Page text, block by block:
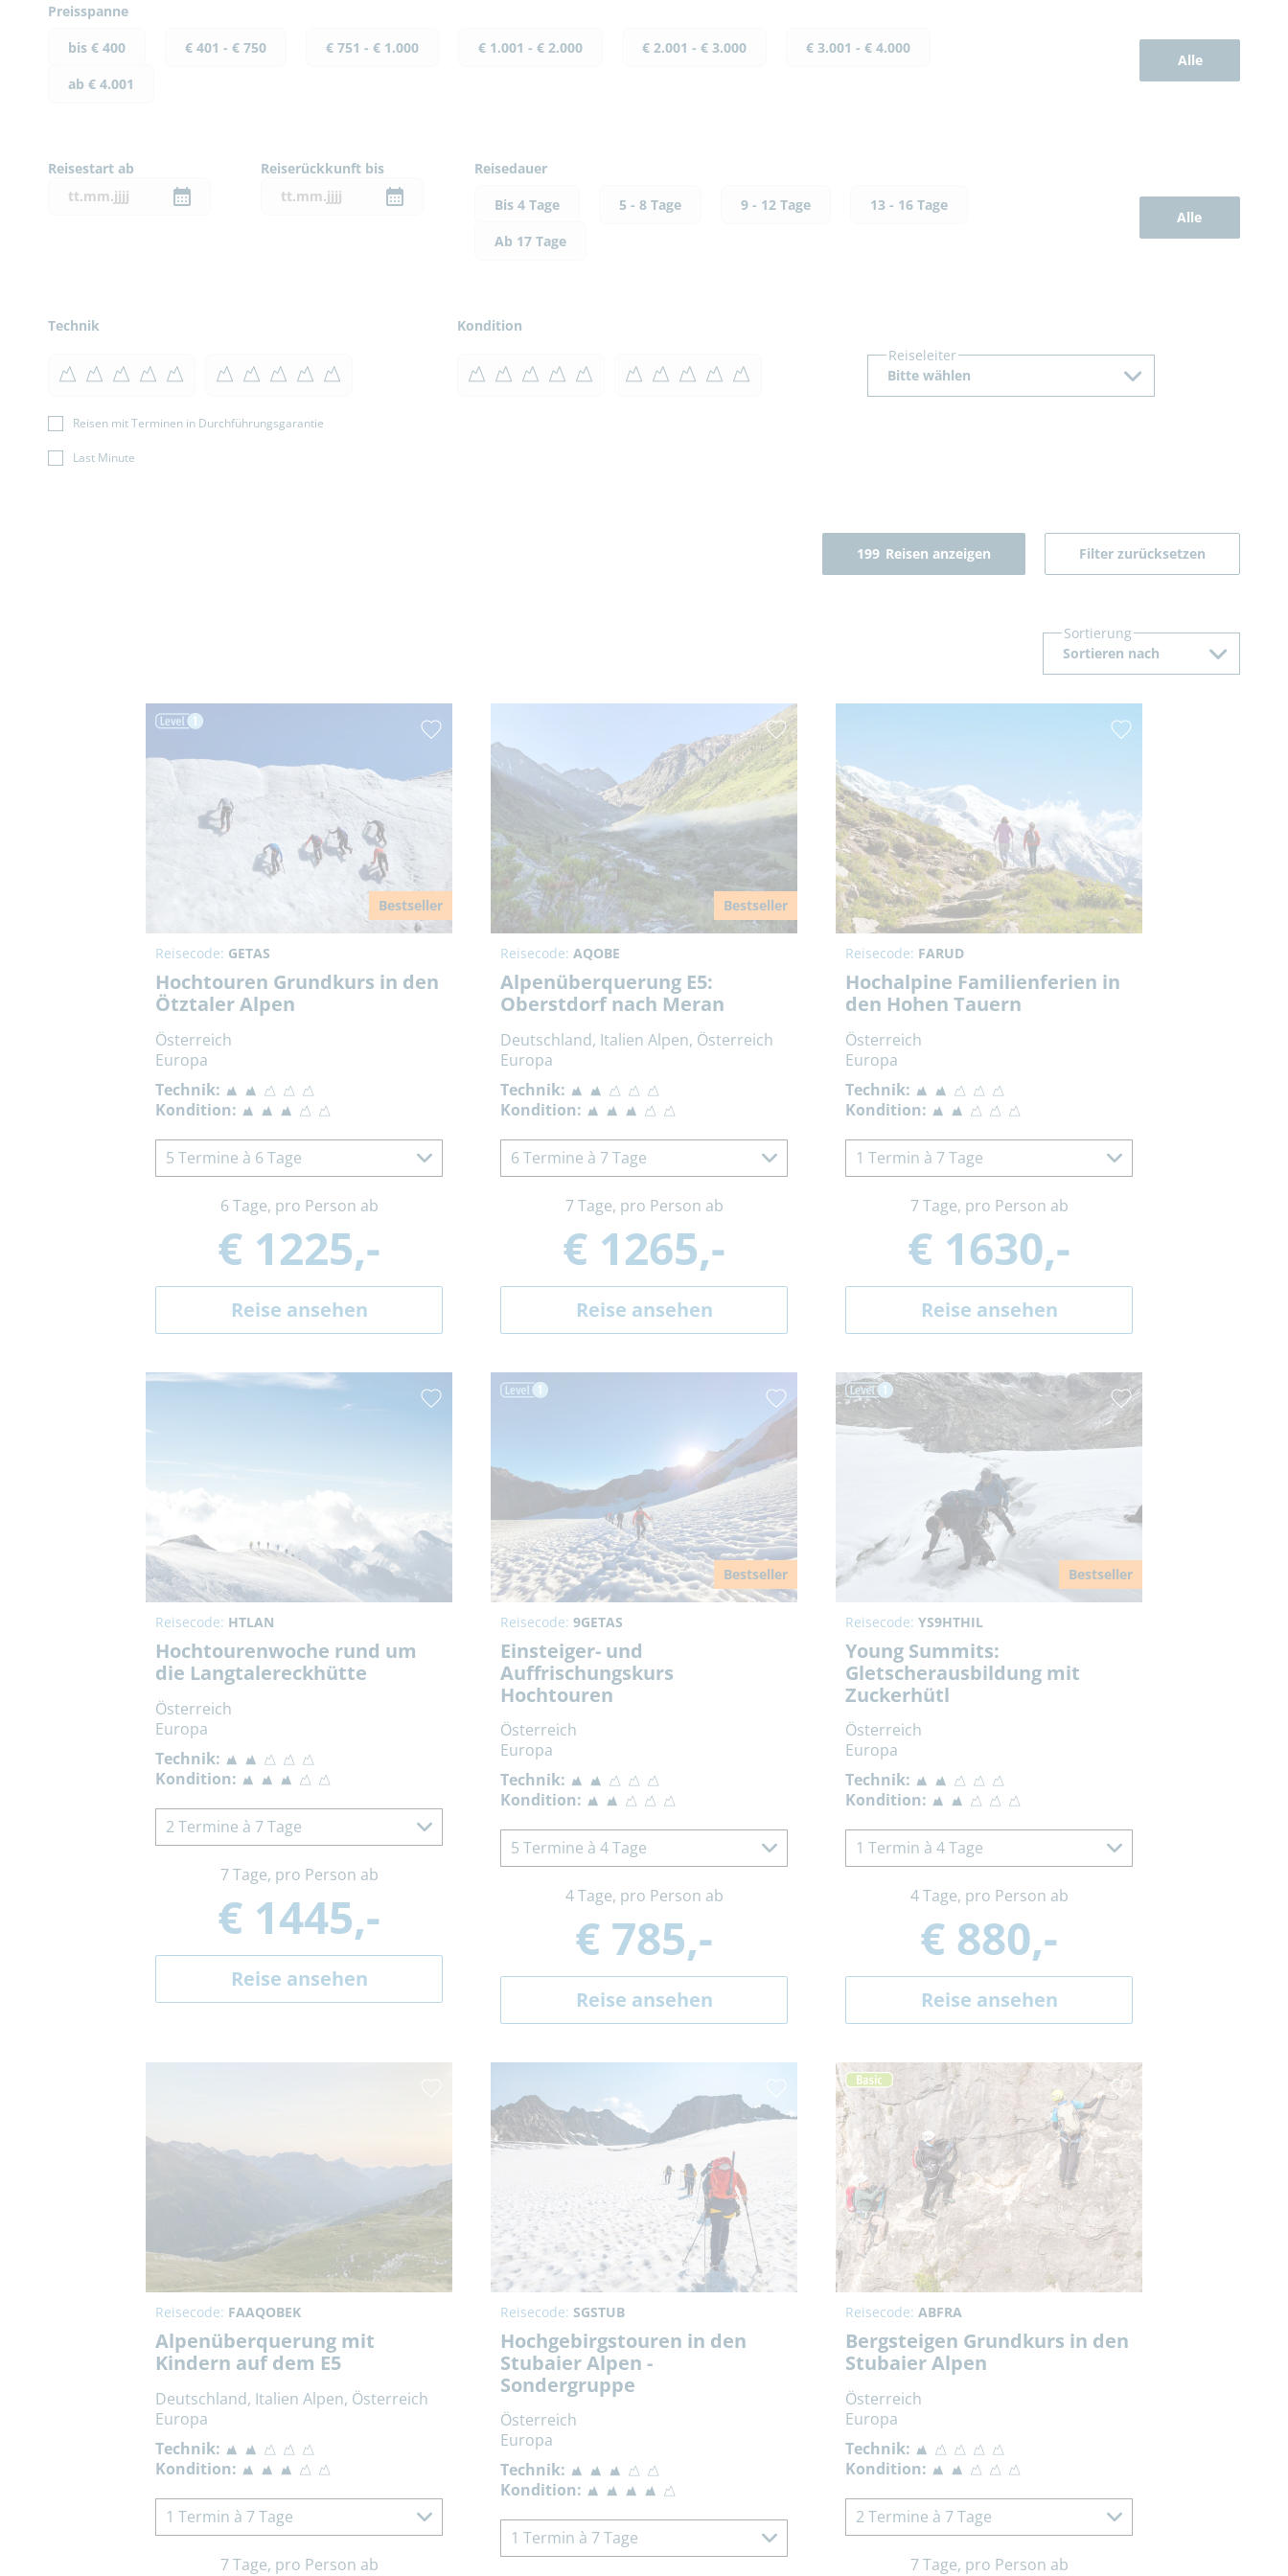
Preisspanne
bis € 400
€ 401 - € 750 € 751 - € 1.000 € 1.001 - € 2.000 € 2.001 - € 3.000
€ 3.001 - € 4.000
ab € 4.001
Alle
Reisestart ab Reiserückkunft bis
Reisedauer
Bis 4 Tage
5 - 8 Tage 9 - 12 Tage
13 - 16 Tage
Ab 17 Tage
Alle
Technik
Kondition
Reiseleiter
Bitte wählen
Reisen mit Terminen in Durchführungsgarantie
Last Minute
199 Reisen anzeigen Filter zurücksetzen
Sortierung
Sortieren nach
Bestseller
Reisecode: GETAS
Hochtouren Grundkurs in den
Ötztaler Alpen
Österreich
Europa
Technik:
Kondition:
5 Termine à 6 Tage
6 Tage, pro Person ab
€ 1225,-
Reise ansehen
Bestseller
Reisecode: AQOBE
Alpenüberquerung E5:
Oberstdorf nach Meran
Deutschland, Italien Alpen, Österreich
Europa
Technik:
Kondition:
6 Termine à 7 Tage
7 Tage, pro Person ab
€ 1265,-
Reise ansehen
Reisecode: FARUD
Hochalpine Familienferien in
den Hohen Tauern
Österreich
Europa
Technik:
Kondition:
1 Termin à 7 Tage
7 Tage, pro Person ab
€ 1630,-
Reise ansehen
Reisecode: HTLAN
Hochtourenwoche rund um
die Langtalereckhütte
Österreich
Europa
Technik:
Kondition:
2 Termine à 7 Tage
7 Tage, pro Person ab
€ 1445,-
Reise ansehen
Bestseller
Reisecode: 9GETAS
Einsteiger- und
Auffrischungskurs
Hochtouren
Österreich
Europa
Technik:
Kondition:
5 Termine à 4 Tage
4 Tage, pro Person ab
€ 785,-
Reise ansehen
Bestseller
Reisecode: YS9HTHIL
Young Summits:
Gletscherausbildung mit
Zuckerhütl
Österreich
Europa
Technik:
Kondition:
1 Termin à 4 Tage
4 Tage, pro Person ab
€ 880,-
Reise ansehen
Reisecode: FAAQOBEK
Alpenüberquerung mit
Kindern auf dem E5
Deutschland, Italien Alpen, Österreich
Europa
Technik:
Kondition:
1 Termin à 7 Tage
7 Tage, pro Person ab
Reisecode: SGSTUB
Hochgebirgstouren in den
Stubaier Alpen -
Sondergruppe
Österreich
Europa
Technik:
Kondition:
1 Termin à 7 Tage
Reisecode: ABFRA
Bergsteigen Grundkurs in den
Stubaier Alpen
Österreich
Europa
Technik:
Kondition:
2 Termine à 7 Tage
7 Tage, pro Person ab